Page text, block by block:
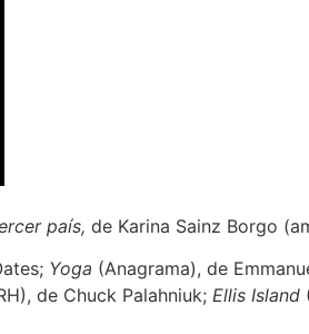
país, de Karina Sainz Borgo
Yoga (Anagrama), de
de Chuck Palahniuk; Ellis Island